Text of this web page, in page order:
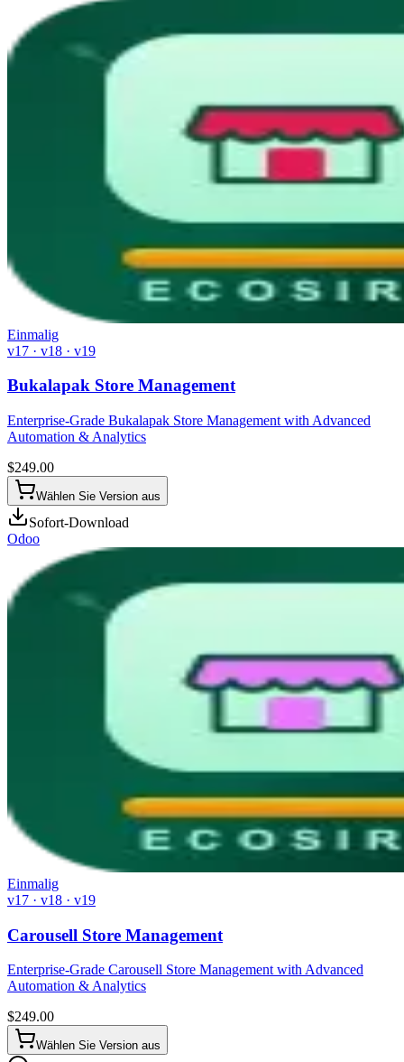
Einmalig
v17 · v18 · v19
Bukalapak Store Management
Enterprise-Grade Bukalapak Store Management with Advanced
Automation & Analytics
$249.00
Wählen Sie Version aus
Sofort-Download
Odoo
Einmalig
v17 · v18 · v19
Carousell Store Management
Enterprise-Grade Carousell Store Management with Advanced
Automation & Analytics
$249.00
Wählen Sie Version aus